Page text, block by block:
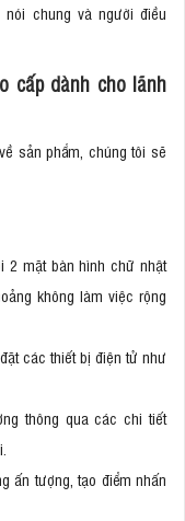
chung và người điều
cấp dành cho lãnh
sản phẩm, chúng tôi sẽ
2 mặt bàn hình chữ nhật
không làm việc rộng
các thiết bị điện tử như
thông qua các chi tiết
ấn tượng, tạo điểm nhấn